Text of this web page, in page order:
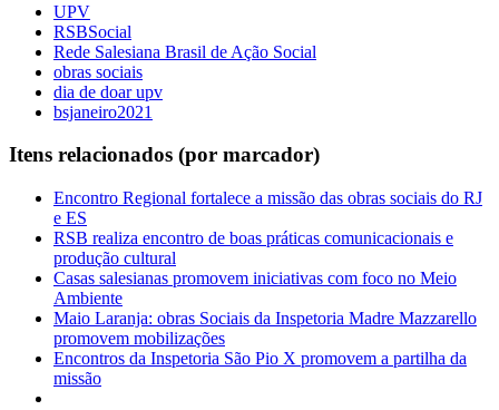
UPV
RSBSocial
Rede Salesiana Brasil de Ação Social
obras sociais
dia de doar upv
bsjaneiro2021
Itens relacionados (por marcador)
Encontro Regional fortalece a missão das obras sociais do RJ
e ES
RSB realiza encontro de boas práticas comunicacionais e
produção cultural
Casas salesianas promovem iniciativas com foco no Meio
Ambiente
Maio Laranja: obras Sociais da Inspetoria Madre Mazzarello
promovem mobilizações
Encontros da Inspetoria São Pio X promovem a partilha da
missão